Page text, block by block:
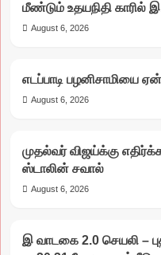
மீண்டும் உதயநிதி காரில்
August 6, 2026
எடப்பாடி பழனிசாமியை
August 6, 2026
முதல்வர் விஜய்க்கு
ஸ்டாலின் சவால்
August 6, 2026
இ வாடகை 2.0 செயலி –